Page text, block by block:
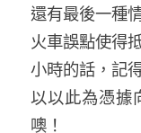
還有最後一種
火車誤點使得
小時的話，記
以以此為憑據
噢！